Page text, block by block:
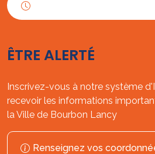
ÊTRE ALERTÉ
Inscrivez-vous à notre système
recevoir les informations
la Ville de Bourbon Lancy
Renseignez vos